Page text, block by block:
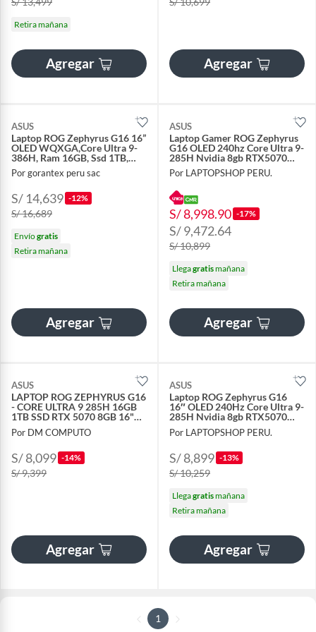
Retira mañana
Agregar Agregar
ASUS
Laptop ROG Zephyrus G16 16”
OLED WQXGA,Core Ultra 9-
386H, Ram 16GB, Ssd 1TB,
RTX 5070
Por gorantex peru sac
S/ 14,639 -12%
S/ 16,689
Envíogratis
Retira mañana
Agregar
ASUS
Laptop Gamer ROG Zephyrus
G16 OLED 240hz Core Ultra 9-
285H Nvidia 8gb RTX5070
Ram 16gb 1tb Ssd
Por LAPTOPSHOP PERU.
S/ 8,998.90 -17%
S/ 9,472.64
S/ 10,899
Llegagratismañana
Retira mañana
Agregar
ASUS
LAPTOP ROG ZEPHYRUS G16
- CORE ULTRA 9 285H 16GB
1TB SSD RTX 5070 8GB 16"
WQXGA 240HZ W11
Por DM COMPUTO
S/ 8,099 -14%
S/ 9,399
Agregar
ASUS
Laptop ROG Zephyrus G16
16″ OLED 240Hz Core Ultra 9-
285H Nvidia 8gb RTX5070
Ram 16gb 1tb Ssd
Por LAPTOPSHOP PERU.
S/ 8,899 -13%
S/ 10,259
Llegagratismañana
Retira mañana
Agregar
1